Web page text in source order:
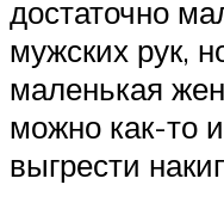
достаточно
мужских рук,
маленькая
можно как-то
выгрести